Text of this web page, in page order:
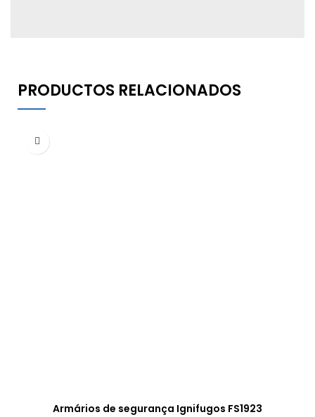
PRODUCTOS RELACIONADOS
Armários de segurança Ignifugos FS1923